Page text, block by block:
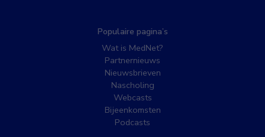
Populaire pagina’s
Wat is MedNet?
Partnernieuws
Nieuwsbrieven
Nascholing
Webcasts
Bijeenkomsten
Podcasts